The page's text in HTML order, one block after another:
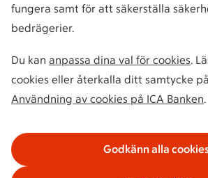
fungera samt för att säkerställa
bedrägerier.
Du kan anpassa dina val för cookies.
cookies eller återkalla ditt samtycke
Användning av cookies på ICA Banken.
Godkänn alla